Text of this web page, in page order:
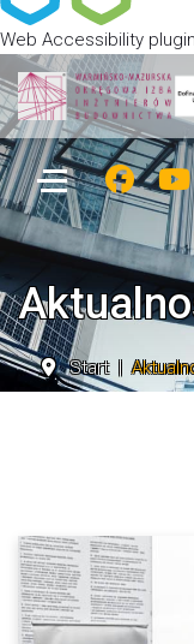
Web Accessibility plugin
Start